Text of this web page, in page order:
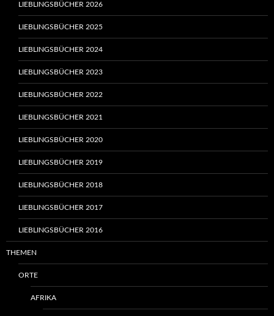
LIEBLINGSBÜCHER 2026
LIEBLINGSBÜCHER 2025
LIEBLINGSBÜCHER 2024
LIEBLINGSBÜCHER 2023
LIEBLINGSBÜCHER 2022
LIEBLINGSBÜCHER 2021
LIEBLINGSBÜCHER 2020
LIEBLINGSBÜCHER 2019
LIEBLINGSBÜCHER 2018
LIEBLINGSBÜCHER 2017
LIEBLINGSBÜCHER 2016
THEMEN
ORTE
AFRIKA